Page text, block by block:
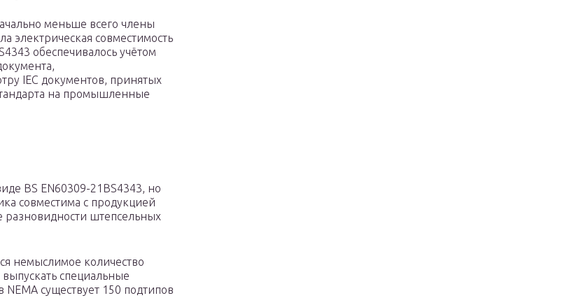
меньше всего члены
электрическая совместимость
обеспечивалось учётом
IEC документов, принятых
на промышленные
BS EN60309-21BS4343, но
совместима с продукцией
штепсельных
немыслимое количество
специальные
существует 150 подтипов